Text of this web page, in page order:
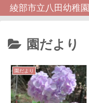
綾部市立八田幼稚園
園だより
園だより